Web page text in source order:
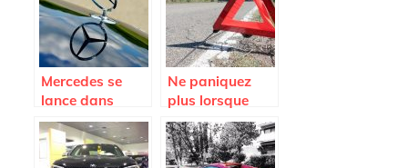
Mercedes se
lance dans
l’électrique avec
le modèle EQ et
d’autres à venir
Ne paniquez
plus lorsque
vous tombez en
panne; appelez
la fourrière